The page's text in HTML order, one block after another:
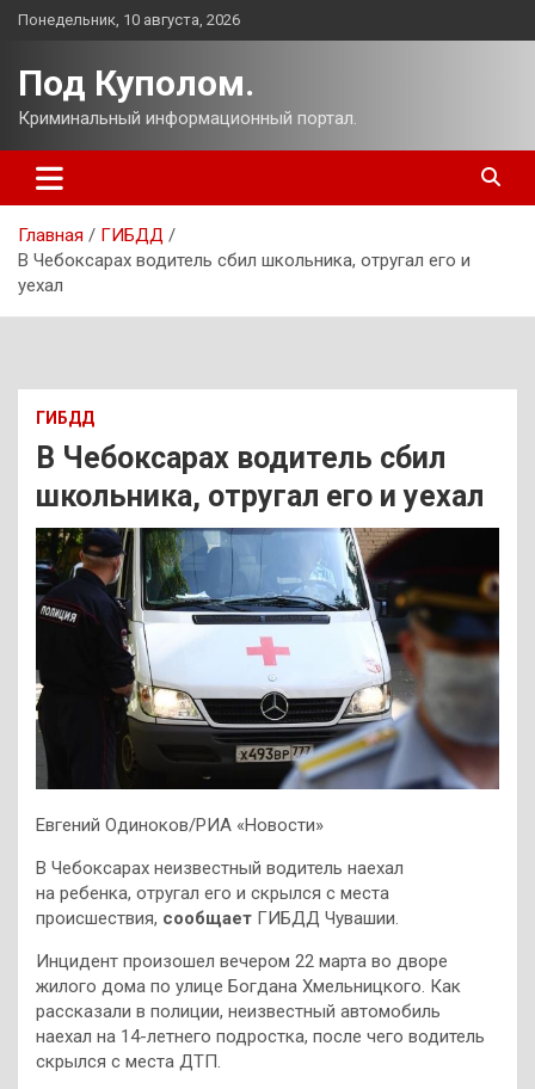
Перейти
Понедельник, 10 августа, 2026
Под Куполом.
Криминальный информационный портал.
Главная
ГИБДД
В Чебоксарах водитель сбил школьника, отругал его и
уехал
ГИБДД
В Чебоксарах водитель сбил
школьника, отругал его и уехал
Евгений Одиноков/РИА «Новости»
В Чебоксарах неизвестный водитель наехал
на ребенка, отругал его и скрылся с места
происшествия, сообщает ГИБДД Чувашии.
Инцидент произошел вечером 22 марта во дворе
жилого дома по улице Богдана Хмельницкого. Как
рассказали в полиции, неизвестный автомобиль
наехал на 14-летнего подростка, после чего водитель
скрылся с места ДТП.